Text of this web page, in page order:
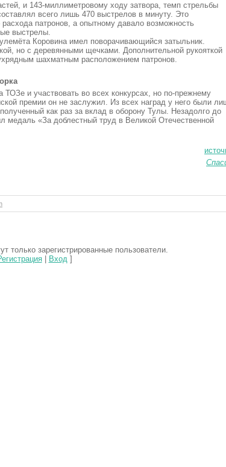
и 143-миллиметровому ходу затвора, темп стрельбы
всего лишь 470 выстрелов в минуту. Это
патронов, а опытному давало возможность
выстрелы.
Коровина имел поворачивающийся затыльник.
но с деревянными щечками. Дополнительной рукояткой
шахматным расположением патронов.
и участвовать во всех конкурсах, но по-прежнему
премии он не заслужил. Из всех наград у него были
как раз за вклад в оборону Тулы. Незадолго до
медаль «За доблестный труд в Великой Отечественной
только зарегистрированные пользователи.
| Вход]